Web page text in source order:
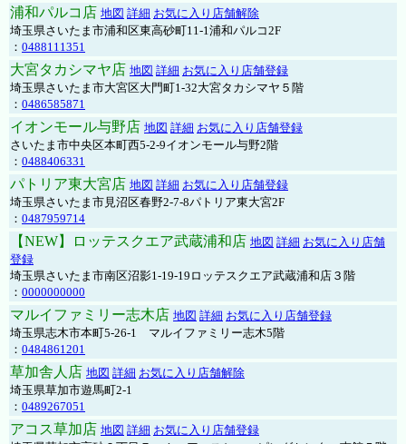
浦和パルコ店 地図 詳細 お気に入り店舗解除
埼玉県さいたま市浦和区東高砂町11-1浦和パルコ2F
： 0488111351
大宮タカシマヤ店 地図 詳細 お気に入り店舗登録
埼玉県さいたま市大宮区大門町1-32大宮タカシマヤ５階
： 0486585871
イオンモール与野店 地図 詳細 お気に入り店舗登録
さいたま市中央区本町西5-2-9イオンモール与野2階
： 0488406331
パトリア東大宮店 地図 詳細 お気に入り店舗登録
埼玉県さいたま市見沼区春野2-7-8パトリア東大宮2F
： 0487959714
【NEW】ロッテスクエア武蔵浦和店 地図 詳細 お気に入り店舗
登録
埼玉県さいたま市南区沼影1-19-19ロッテスクエア武蔵浦和店３階
： 0000000000
マルイファミリー志木店 地図 詳細 お気に入り店舗登録
埼玉県志木市本町5-26-1 マルイファミリー志木5階
： 0484861201
草加舎人店 地図 詳細 お気に入り店舗解除
埼玉県草加市遊馬町2-1
： 0489267051
アコス草加店 地図 詳細 お気に入り店舗登録